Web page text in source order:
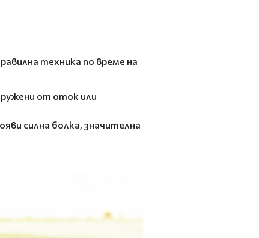
техника по време на
от оток или
силна болка, значителна